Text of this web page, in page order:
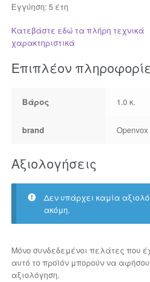
Εγγύηση: 5 έτη
Κατεβάστε εδώ τα πλήρη τεχνικά
χαρακτηριστικά
Επιπλέον
Βάρος 1.0 κ.
brand Openvox
Αξιολογήσεις
Δεν υπάρχει καμία
ακόμη.
Μόνο συνδεδεμένοι πελάτες που
αυτό το προϊόν μπορούν να
αξιολόγηση.